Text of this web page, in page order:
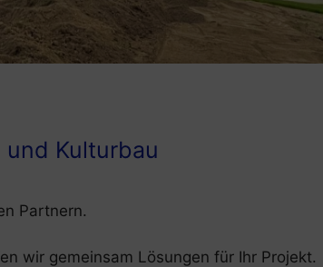
Kulturbau
Partnern.
wir gemeinsam Lösungen für Ihr Projekt.